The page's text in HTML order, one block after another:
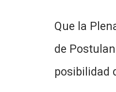
Que la
de
posibilidad